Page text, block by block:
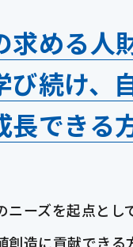
求める人
び続け、
長できる
ニーズを起点とし
創造に貢献できる